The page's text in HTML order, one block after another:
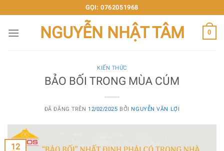
đến
nội
GỌI: 0762051968
NGUYỄN NHẬT TÂM 0
KIẾN THỨC
BẢO BỐI TRONG MÙA CÚM
ĐÃ ĐĂNG TRÊN 12/02/2025 BỞI NGUYỄN VĂN LỢI
12